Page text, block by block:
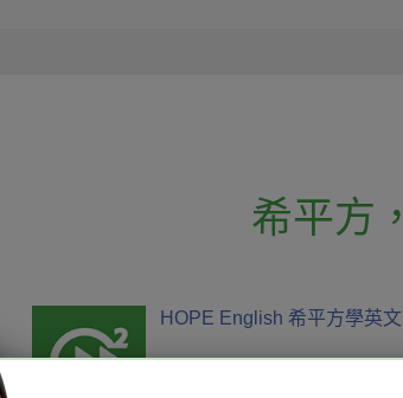
希平方 ，
HOPE English 希平方學英文